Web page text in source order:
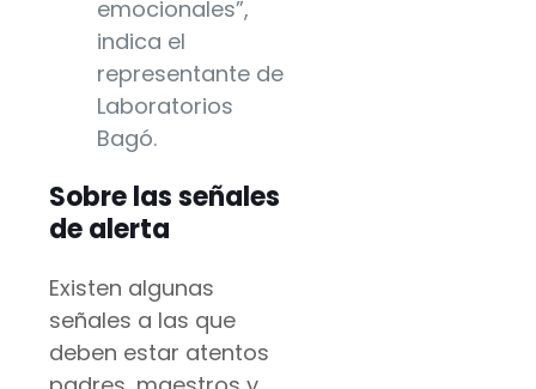
emocionales”,
indica el
representante de
Laboratorios
Bagó.
Sobre las señales
de alerta
Existen algunas
señales a las que
deben estar atentos